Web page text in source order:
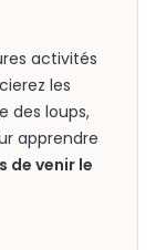
activités
les
des loups,
apprendre
de venir le